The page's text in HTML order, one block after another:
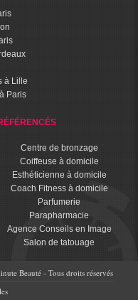
à Lille
Paris
Centre de bronzage
Coiffeuse à domicile
Esthéticienne à domicile
Coach Fitness à domicile
Parfumerie
Parapharmacie
Agence Conseils en Image
Salon de tatouage
Beauté - Tous droits réservés